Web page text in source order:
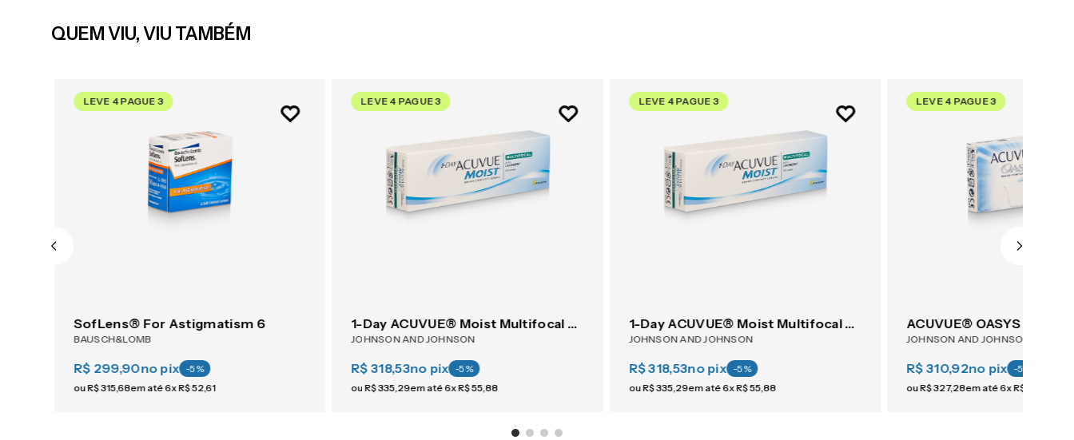
QUEM VIU, VIU TAMBÉM
LEVE 4 PAGUE 3
SofLens® For Astigmatism 6
BAUSCH&LOMB
R$ 299,90no pix -5%
ouR$315,68em até6xR$52,61
LEVE 4 PAGUE 3
1-Day ACUVUE® Moist Multifocal 30
JOHNSON AND JOHNSON
R$ 318,53no pix -5%
ouR$335,29em até6xR$55,88
LEVE 4 PAGUE 3
1-Day ACUVUE® Moist Multifocal 30
JOHNSON AND JOHNSON
R$ 318,53no pix -5%
ouR$335,29em até6xR$55,88
LEVE 4 PAGUE 3
ACUVUE® OASYS
JOHNSON AND JOHNSON
R$ 310,92no pix -5
ouR$327,28em até6xR$